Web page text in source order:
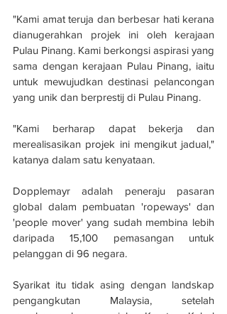
"Kami amat teruja dan berbesar hati kerana
dianugerahkan projek ini oleh kerajaan
Pulau Pinang. Kami berkongsi aspirasi yang
sama dengan kerajaan Pulau Pinang, iaitu
untuk mewujudkan destinasi pelancongan
yang unik dan berprestij di Pulau Pinang.
"Kami berharap dapat bekerja dan
merealisasikan projek ini mengikut jadual,"
katanya dalam satu kenyataan.
Dopplemayr adalah peneraju pasaran
global dalam pembuatan 'ropeways' dan
'people mover' yang sudah membina lebih
daripada 15,100 pemasangan untuk
pelanggan di 96 negara.
Syarikat itu tidak asing dengan landskap
pengangkutan Malaysia, setelah